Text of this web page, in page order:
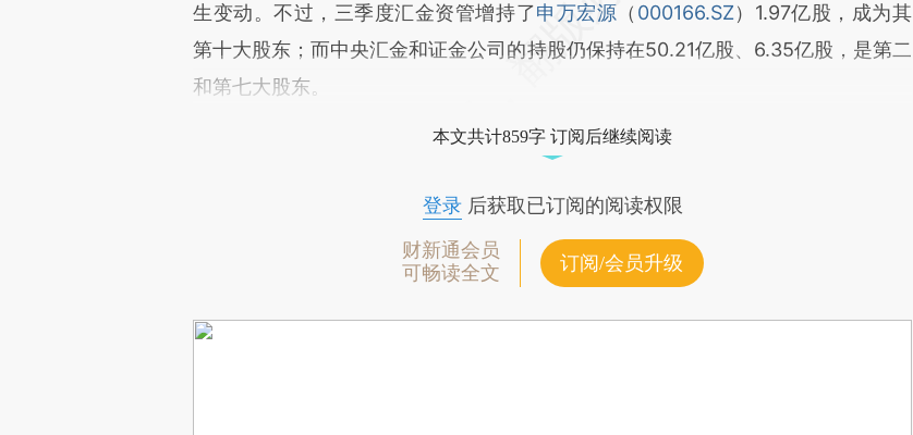
生变动。不过，三季度汇金资管增持了申万宏源 （ 000166.SZ）1.97亿股，成为其
第十大股东；而中央汇金和证金公司的持股仍保持在50.21亿股、6.35亿股，是第二
和第七大股东。
本文共计859字 订阅后继续阅读
登录后获取已订阅的阅读权限
财新通会员
可畅读全文
订阅/会员升级